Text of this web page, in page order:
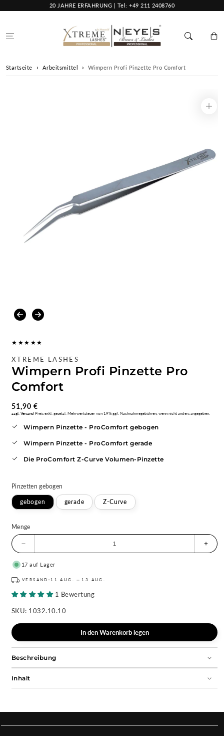
20 JAHRE ERFAHRUNG | Tel: +49 211 2408760
Startseite Arbeitsmittel Wimpern Profi Pinzette Pro Comfort
1
im
XTREME LASHES
Wimpern Profi Pinzette Pro
Comfort
Normaler
Preis
51,90 €
zzgl. Versand Preis exkl. gesetzl. Mehrwertsteuer von 19% ggf. Nachnahmegebühren, wenn nicht anders angegeben.
Wimpern Pinzette - ProComfort gebogen
Wimpern Pinzette - ProComfort gerade
Die ProComfort Z-Curve Volumen-Pinzette
Pinzettengebogen
gebogen gerade Z-Curve
Menge
für
Wimpern
Pinzette
Comfort
für
17 auf Lager
VERSAND:11 AUG. 13 AUG.
1 Bewertung
SKU: 1032.10.10
In den Warenkorb legen
Beschreibung
Inhalt